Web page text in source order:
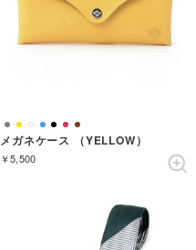
メガネケース （YELLOW）
￥5,500